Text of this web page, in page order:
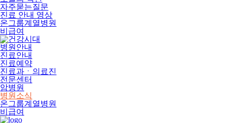
자주묻는질문
진료 안내 영상
온그룹계열병원
비급여
병원안내
진료안내
진료예약
진료과ㆍ의료진
전문센터
암병원
병원소식
온그룹계열병원
비급여